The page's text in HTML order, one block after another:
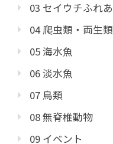
03 セイウチふれ
04 爬虫類・両生類
05 海水魚
06 淡水魚
07 鳥類
08 無脊椎動物
09 イベント